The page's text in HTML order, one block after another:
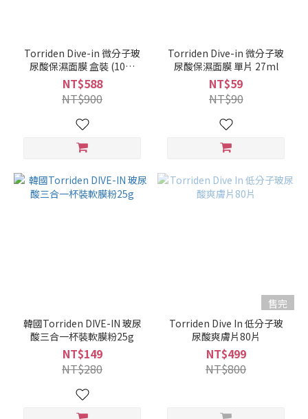
Torriden Dive-in 微分子玻
尿酸保濕面膜 盒裝 (10片
×27ml)
NT$588
NT$900
Torriden Dive-in 微分子玻
尿酸保濕面膜 單片 27ml
NT$59
NT$90
韓國Torriden DIVE-IN 玻尿
酸三合一杯裝軟膜粉25g
NT$149
NT$280
售完
Torriden Dive In 低分子玻
尿酸爽膚片80片
NT$499
NT$800